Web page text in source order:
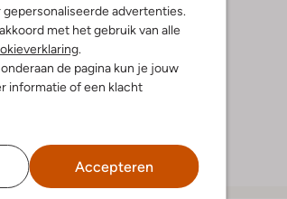
advertenties.
met het gebruik van alle
.
de pagina kun je jouw
informatie of een klacht
Accepteren